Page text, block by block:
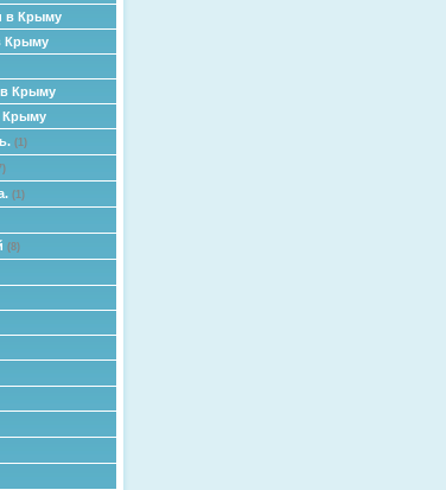
в Крыму
Крыму
в Крыму
Крыму
(1)
(1)
(8)